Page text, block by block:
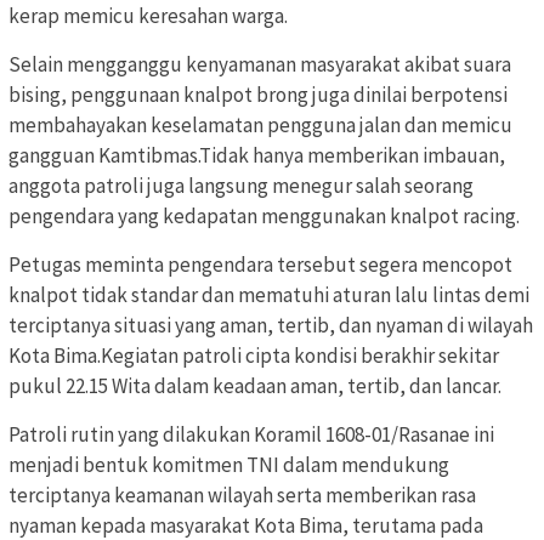
kerap memicu keresahan warga.
Selain mengganggu kenyamanan masyarakat akibat suara
bising, penggunaan knalpot brong juga dinilai berpotensi
membahayakan keselamatan pengguna jalan dan memicu
gangguan Kamtibmas.Tidak hanya memberikan imbauan,
anggota patroli juga langsung menegur salah seorang
pengendara yang kedapatan menggunakan knalpot racing.
Petugas meminta pengendara tersebut segera mencopot
knalpot tidak standar dan mematuhi aturan lalu lintas demi
terciptanya situasi yang aman, tertib, dan nyaman di wilayah
Kota Bima.Kegiatan patroli cipta kondisi berakhir sekitar
pukul 22.15 Wita dalam keadaan aman, tertib, dan lancar.
Patroli rutin yang dilakukan Koramil 1608-01/Rasanae ini
menjadi bentuk komitmen TNI dalam mendukung
terciptanya keamanan wilayah serta memberikan rasa
nyaman kepada masyarakat Kota Bima, terutama pada